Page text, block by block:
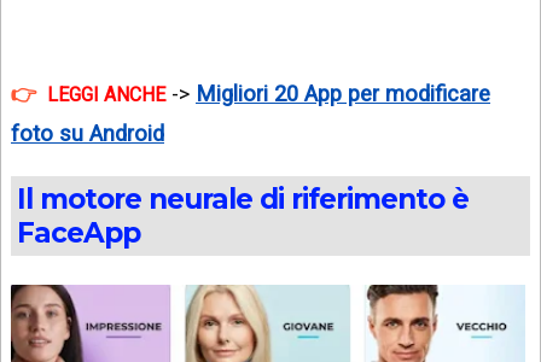
LEGGI ANCHE-> Migliori 20 App per modificare
foto su Android
Il motore neurale di riferimento è
FaceApp